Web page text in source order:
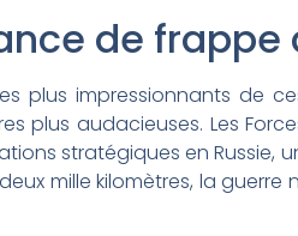
de
plus impressionnants de
plus audacieuses. Les
stratégiques en Russie,
mille kilomètres, la guerre